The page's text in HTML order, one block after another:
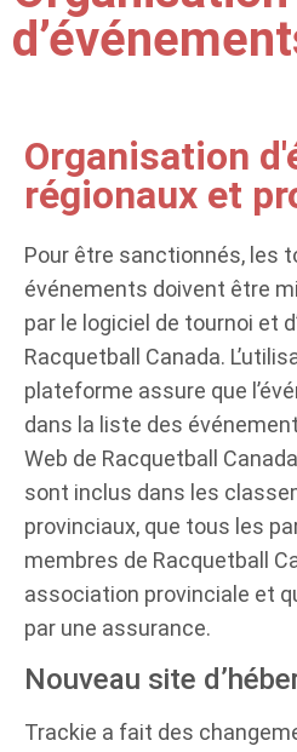
Organisation
régionaux et
Pour être sanctionnés, les
événements doivent être
par le logiciel de tournoi et
Racquetball Canada.
plateforme assure que
dans la liste des
Web de Racquetball
sont inclus dans les
provinciaux, que tous les
membres de Racquetball
association provinciale et
par une assurance.
Nouveau site
Trackie a fait des